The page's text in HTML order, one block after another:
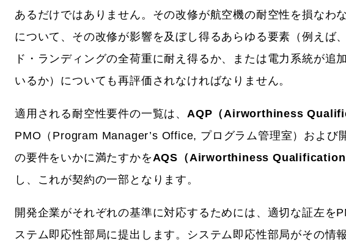
あるだけではありません。その改修が航空機の耐空性を損なわ
について、その改修が影響を及ぼし得るあらゆる要素（例えば
ド・ランディングの全荷重に耐え得るか、または電力系統が追
いるか）についても再評価されなければなりません。
適用される耐空性要件の一覧は、 AQP（Airworthiness
PMO（Program Manager’s Office, プログラム管理室）および
の要件をいかに満たすかをAQS（Airworthiness Qualification
し、これが契約の一部となります。
開発企業がそれぞれの基準に対応するためには、適切な証左を
ステム即応性部局に提出します。システム即応性部局がその情